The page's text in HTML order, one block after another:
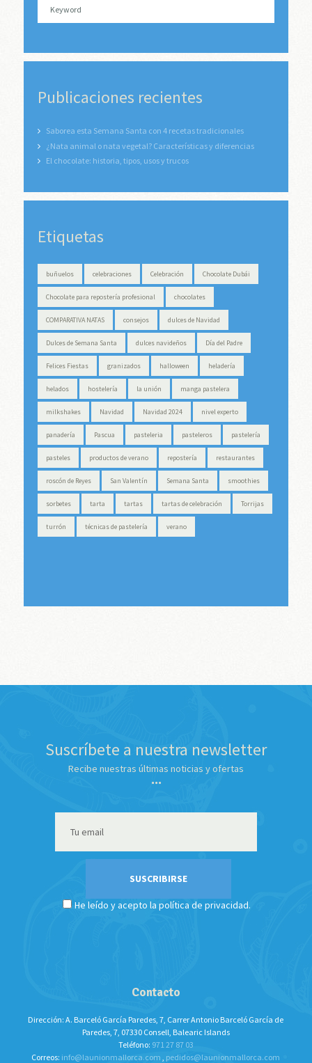
Publicaciones recientes
Saborea esta Semana Santa con 4 recetas tradicionales
¿Nata animal o nata vegetal? Características y diferencias
El chocolate: historia, tipos, usos y trucos
Etiquetas
buñuelos celebraciones Celebración Chocolate Dubái
Chocolate para repostería profesional chocolates
COMPARATIVA NATAS consejos dulces de Navidad
Dulces de Semana Santa dulces navideños Día del Padre
Felices Fiestas granizados halloween heladería
helados hostelería la unión manga pastelera
milkshakes Navidad Navidad 2024 nivel experto
panadería Pascua pasteleria pasteleros pastelería
pasteles productos de verano repostería restaurantes
roscón de Reyes San Valentín Semana Santa smoothies
sorbetes tarta tartas tartas de celebración Torrijas
turrón técnicas de pastelería verano
Suscríbete a nuestra newsletter
Recibe nuestras últimas noticias y ofertas
He leído y acepto la política de privacidad.
Contacto
Dirección: A. Barceló García Paredes, 7, Carrer Antonio Barceló García de
Paredes, 7, 07330 Consell, Balearic Islands
Teléfono: 971 27 87 03
Correos: info@launionmallorca.com pedidos@launionmallorca.com